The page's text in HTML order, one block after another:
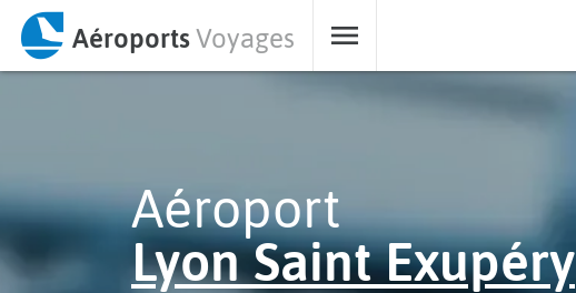
AéroportsVoyages
Aéroport
Lyon Saint Exupéry